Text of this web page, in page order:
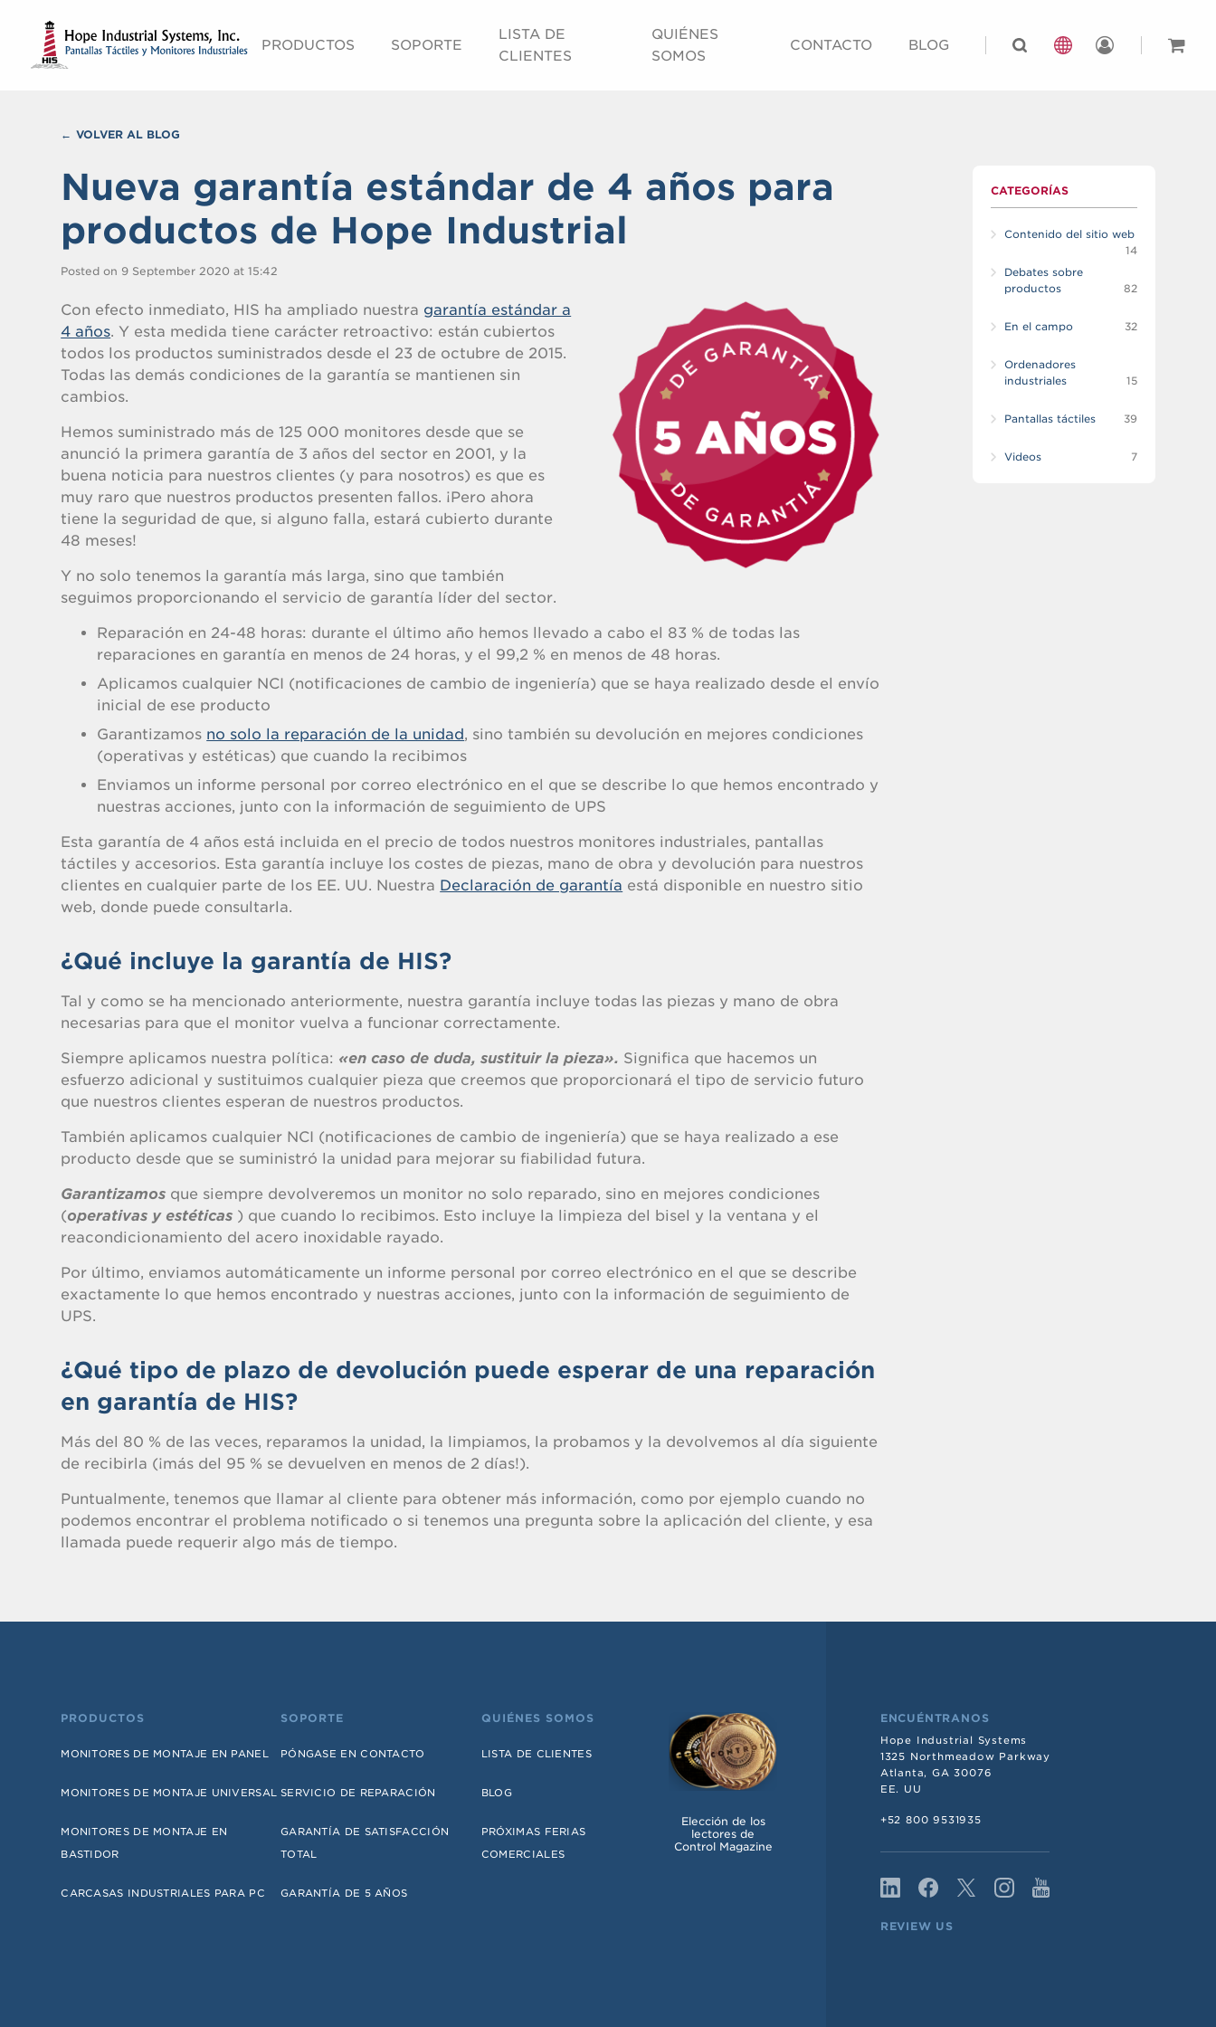
PRODUCTOS SOPORTE
LISTA DE
CLIENTES
QUIÉNES
SOMOS
CONTACTO BLOG
VOLVER AL BLOG
Nueva garantía estándar de 4 años para
productos de Hope Industrial
Posted on 9 September 2020 at 15:42
Con efecto inmediato, HIS ha ampliado nuestra garantía estándar a
4 años. Y esta medida tiene carácter retroactivo: están cubiertos
todos los productos suministrados desde el 23 de octubre de 2015.
Todas las demás condiciones de la garantía se mantienen sin
cambios.
Hemos suministrado más de 125 000 monitores desde que se
anunció la primera garantía de 3 años del sector en 2001, y la
buena noticia para nuestros clientes (y para nosotros) es que es
muy raro que nuestros productos presenten fallos. ¡Pero ahora
tiene la seguridad de que, si alguno falla, estará cubierto durante
48 meses!
Y no solo tenemos la garantía más larga, sino que también
seguimos proporcionando el servicio de garantía líder del sector.
Reparación en 24-48 horas: durante el último año hemos llevado a cabo el 83 % de todas las
reparaciones en garantía en menos de 24 horas, y el 99,2 % en menos de 48 horas.
Aplicamos cualquier NCI (notificaciones de cambio de ingeniería) que se haya realizado desde el envío
inicial de ese producto
Garantizamos no solo la reparación de la unidad, sino también su devolución en mejores condiciones
(operativas y estéticas) que cuando la recibimos
Enviamos un informe personal por correo electrónico en el que se describe lo que hemos encontrado y
nuestras acciones, junto con la información de seguimiento de UPS
Esta garantía de 4 años está incluida en el precio de todos nuestros monitores industriales, pantallas
táctiles y accesorios. Esta garantía incluye los costes de piezas, mano de obra y devolución para nuestros
clientes en cualquier parte de los EE. UU. Nuestra Declaración de garantía está disponible en nuestro sitio
web, donde puede consultarla.
¿Qué incluye la garantía de HIS?
Tal y como se ha mencionado anteriormente, nuestra garantía incluye todas las piezas y mano de obra
necesarias para que el monitor vuelva a funcionar correctamente.
Siempre aplicamos nuestra política: «en caso de duda, sustituir la pieza». Significa que hacemos un
esfuerzo adicional y sustituimos cualquier pieza que creemos que proporcionará el tipo de servicio futuro
que nuestros clientes esperan de nuestros productos.
También aplicamos cualquier NCI (notificaciones de cambio de ingeniería) que se haya realizado a ese
producto desde que se suministró la unidad para mejorar su fiabilidad futura.
Garantizamos que siempre devolveremos un monitor no solo reparado, sino en mejores condiciones
(operativas y estéticas ) que cuando lo recibimos. Esto incluye la limpieza del bisel y la ventana y el
reacondicionamiento del acero inoxidable rayado.
Por último, enviamos automáticamente un informe personal por correo electrónico en el que se describe
exactamente lo que hemos encontrado y nuestras acciones, junto con la información de seguimiento de
UPS.
¿Qué tipo de plazo de devolución puede esperar de una reparación
en garantía de HIS?
Más del 80 % de las veces, reparamos la unidad, la limpiamos, la probamos y la devolvemos al día siguiente
de recibirla (¡más del 95 % se devuelven en menos de 2 días!).
Puntualmente, tenemos que llamar al cliente para obtener más información, como por ejemplo cuando no
podemos encontrar el problema notificado o si tenemos una pregunta sobre la aplicación del cliente, y esa
llamada puede requerir algo más de tiempo.
CATEGORÍAS
Contenido del sitio web
14
Debates sobre
productos
82
En el campo 32
Ordenadores
industriales
15
Pantallas táctiles 39
Videos 7
PRODUCTOS
MONITORES DE MONTAJE EN PANEL
MONITORES DE MONTAJE UNIVERSAL
MONITORES DE MONTAJE EN
BASTIDOR
CARCASAS INDUSTRIALES PARA PC
SOPORTE
PÓNGASE EN CONTACTO
SERVICIO DE REPARACIÓN
GARANTÍA DE SATISFACCIÓN
TOTAL
GARANTÍA DE 5 AÑOS
QUIÉNES SOMOS
LISTA DE CLIENTES
BLOG
PRÓXIMAS FERIAS
COMERCIALES
Elección de los
lectores de
Control Magazine
ENCUÉNTRANOS
Hope Industrial Systems
1325 Northmeadow Parkway
Atlanta, GA 30076
EE. UU
+52 800 9531935
REVIEW US